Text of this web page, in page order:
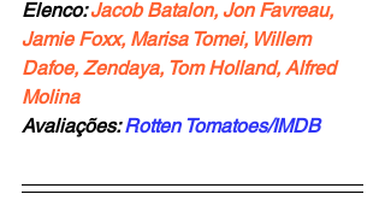
Elenco: Jacob Batalon, Jon Favreau,
Jamie Foxx, Marisa Tomei, Willem
Dafoe, Zendaya, Tom Holland, Alfred
Molina
Avaliações: Rotten Tomatoes/IMDB